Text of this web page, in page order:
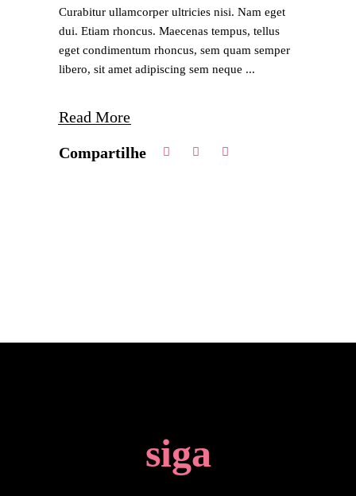
Curabitur ullamcorper ultricies nisi. Nam eget
dui. Etiam rhoncus. Maecenas tempus, tellus
eget condimentum rhoncus, sem quam semper
libero, sit amet adipiscing sem neque
Read More
Compartilhe
siga